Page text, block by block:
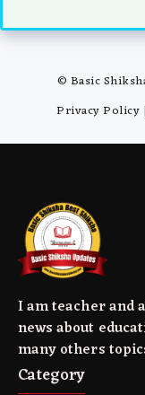
© Basic
Privacy Policy
I am teacher and
news about
many others
Category